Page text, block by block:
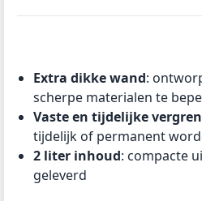
Extra dikke wand:
scherpe materialen te
Vaste en tijdelijke
tijdelijk of permanent
2 liter inhoud: compacte
geleverd